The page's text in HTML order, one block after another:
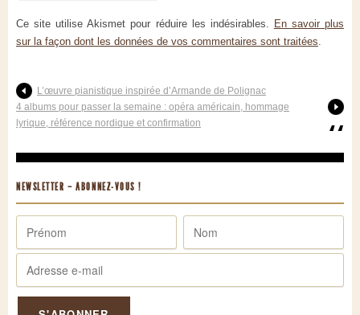
Ce site utilise Akismet pour réduire les indésirables. En savoir plus
sur la façon dont les données de vos commentaires sont traitées.
L’œuvre pianistique inspirée d’Armande de Polignac
4 albums pour passer la semaine : opéra américain, hommage
lyrique, référence nordique et confirmation
NEWSLETTER – ABONNEZ-VOUS !